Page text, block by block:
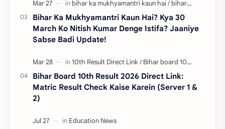
Bihar Ka Mukhyamantri Kaun Hai? Kya 30
March Ko Nitish Kumar Denge Istifa? Jaaniye
Sabse Badi Update!
Bihar Board 10th Result 2026 Direct Link:
Matric Result Check Kaise Karein (Server 1 &
2)